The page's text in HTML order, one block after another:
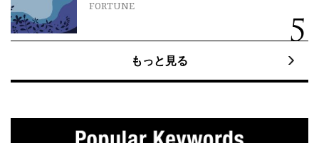
FORTUNE
もっと見る